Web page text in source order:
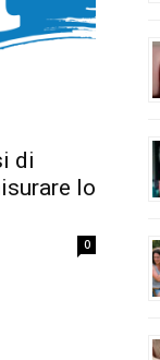
di
lo
0